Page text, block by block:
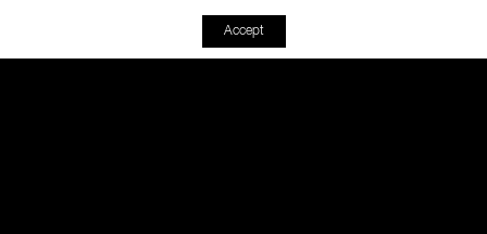
Accept